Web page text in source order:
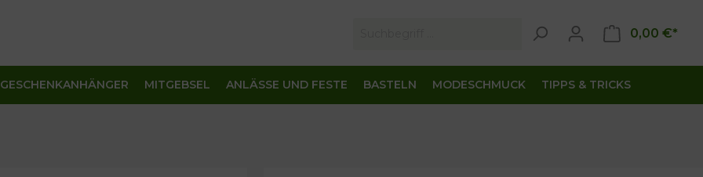
0,00 €*
GESCHENKANHÄNGER MITGEBSEL ANLÄSSE UND FESTE BASTELN MODESCHMUCK TIPPS & TRICKS